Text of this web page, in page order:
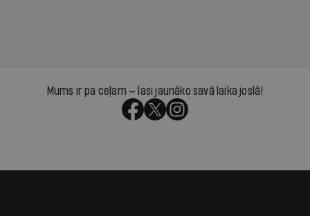
Mums ir pa ceļam — lasi jaunāko savā laika joslā!